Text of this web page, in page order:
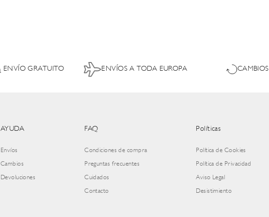
ENVÍO GRATUITO ENVÍOS A TODA EUROPA CAMBIOS
AYUDA
Envíos
Cambios
Devoluciones
FAQ
Condiciones de compra
Preguntas frecuentes
Cuidados
Contacto
Políticas
Política de Cookies
Política de Privacidad
Aviso Legal
Desistimiento